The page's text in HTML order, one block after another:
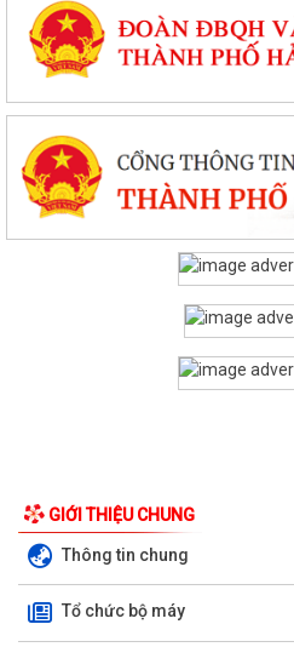
GIỚI THIỆU CHUNG
Thông tin chung
Tổ chức bộ máy